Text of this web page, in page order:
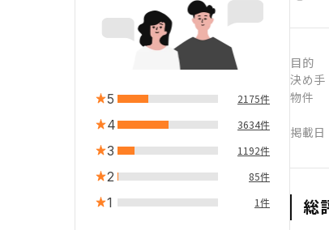
5 2175件
4 3634件
3 1192件
2 85件
1 1件
目的
決め手
物件
掲載日
総